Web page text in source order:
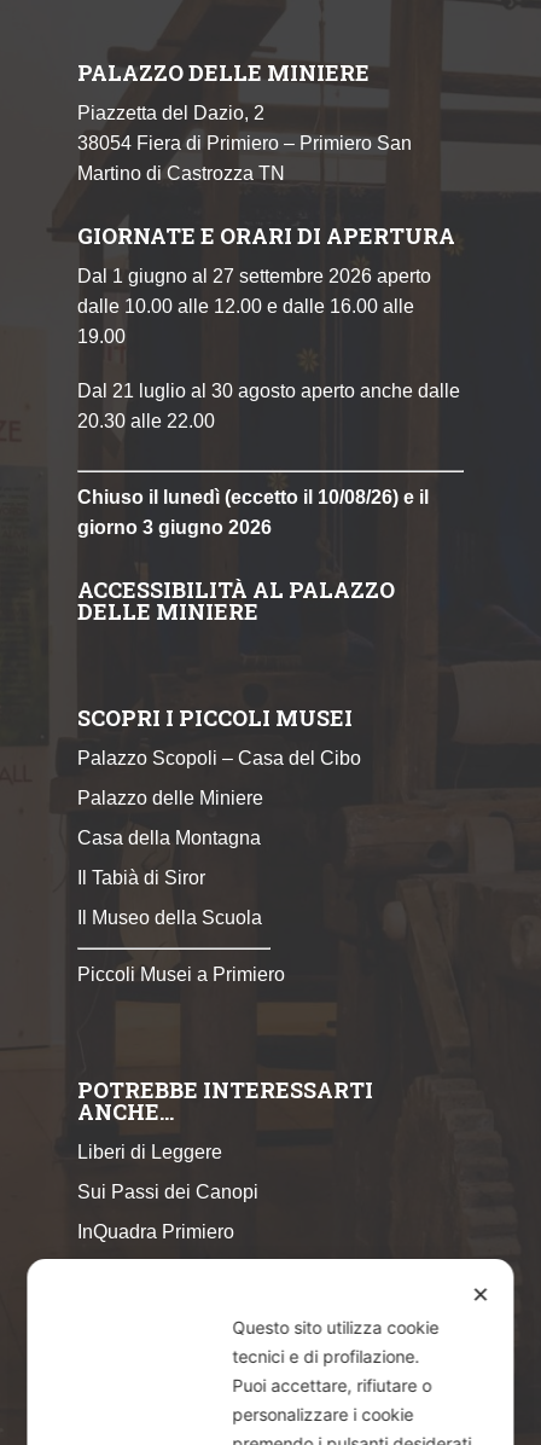
PALAZZO DELLE MINIERE
Piazzetta del Dazio, 2
38054 Fiera di Primiero – Primiero San
Martino di Castrozza TN
GIORNATE E ORARI DI APERTURA
Dal 1 giugno al 27 settembre 2026 aperto
dalle 10.00 alle 12.00 e dalle 16.00 alle
19.00
Dal 21 luglio al 30 agosto aperto anche dalle
20.30 alle 22.00
Chiuso il lunedì (eccetto il 10/08/26) e il
giorno 3 giugno 2026
ACCESSIBILITÀ AL PALAZZO
DELLE MINIERE
SCOPRI I PICCOLI MUSEI
Palazzo Scopoli – Casa del Cibo
Palazzo delle Miniere
Casa della Montagna
Il Tabià di Siror
Il Museo della Scuola
Piccoli Musei a Primiero
POTREBBE INTERESSARTI
ANCHE…
Liberi di Leggere
Sui Passi dei Canopi
InQuadra Primiero
Libretto Eventi – estate 2026
✕
Questo sito utilizza cookie
tecnici e di profilazione.
Puoi accettare, rifiutare o
personalizzare i cookie